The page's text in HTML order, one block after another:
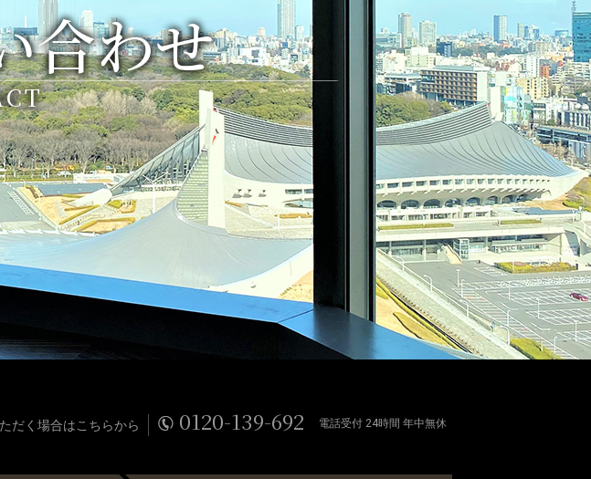
合わせ
だく場合はこちらから 0120-139-692 電話受付 24時間 年中無休